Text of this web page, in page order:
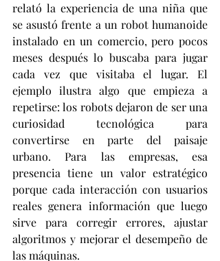
relató la experiencia de una niña que
se asustó frente a un robot humanoide
instalado en un comercio, pero pocos
meses después lo buscaba para jugar
cada vez que visitaba el lugar. El
ejemplo ilustra algo que empieza a
repetirse: los robots dejaron de ser una
curiosidad tecnológica para
convertirse en parte del paisaje
urbano. Para las empresas, esa
presencia tiene un valor estratégico
porque cada interacción con usuarios
reales genera información que luego
sirve para corregir errores, ajustar
algoritmos y mejorar el desempeño de
las máquinas.